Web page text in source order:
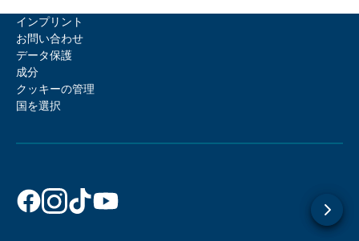
インプリント
お問い合わせ
データ保護
成分
クッキーの管理
国を選択
Dr. Beckmann（Facebook）
Dr. Beckmann（Instagram）
Dr. Beckmann（TikTok）